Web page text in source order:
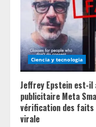
Ciencia y tecnologia
Jeffrey Epstein est-il
publicitaire Meta
vérification des faits
virale